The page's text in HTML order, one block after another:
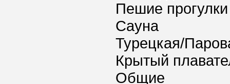
Пешие прогулки
Сауна
Турецкая/
Крытый
Общие